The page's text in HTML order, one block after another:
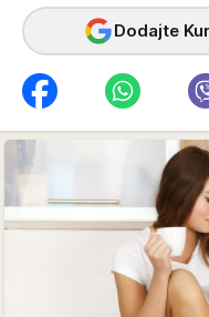
Dodajte